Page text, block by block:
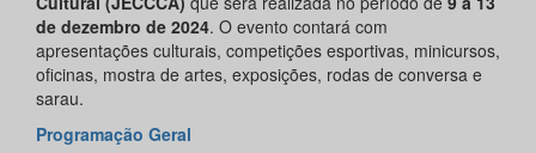
de dezembro de 2024. O evento contará com
apresentações culturais, competições esportivas, minicursos,
oficinas, mostra de artes, exposições, rodas de conversa e
sarau.
Programação Geral